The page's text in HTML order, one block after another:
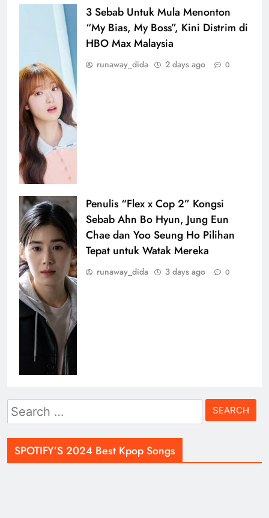
3 Sebab Untuk Mula Menonton
“My Bias, My Boss”, Kini Distrim di
HBO Max Malaysia
runaway_dida 2 days ago 0
Penulis “Flex x Cop 2” Kongsi
Sebab Ahn Bo Hyun, Jung Eun
Chae dan Yoo Seung Ho Pilihan
Tepat untuk Watak Mereka
runaway_dida 3 days ago 0
Search
for:
SPOTIFY’S 2024 Best Kpop Songs